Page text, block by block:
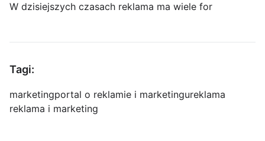
W dzisiejszych czasach reklama ma wiele for
Tagi:
marketingportal o reklamie i marketingureklama
reklama i marketing